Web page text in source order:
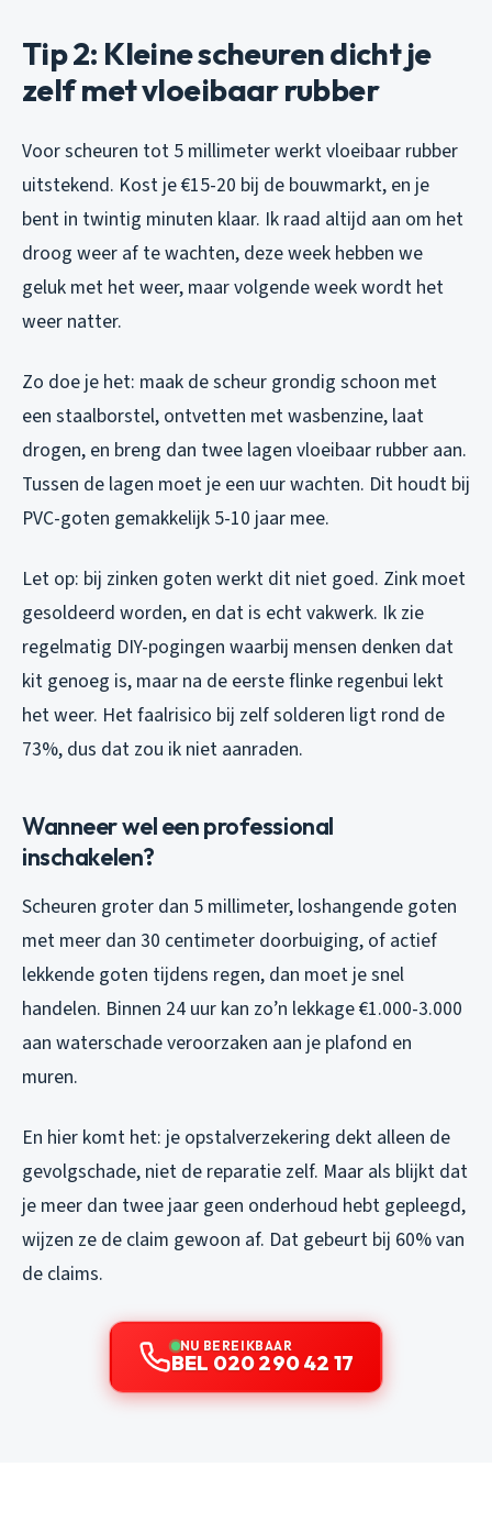
Tip 2: Kleine scheuren dicht je
zelf met vloeibaar rubber
Voor scheuren tot 5 millimeter werkt vloeibaar rubber
uitstekend. Kost je €15-20 bij de bouwmarkt, en je
bent in twintig minuten klaar. Ik raad altijd aan om het
droog weer af te wachten, deze week hebben we
geluk met het weer, maar volgende week wordt het
weer natter.
Zo doe je het: maak de scheur grondig schoon met
een staalborstel, ontvetten met wasbenzine, laat
drogen, en breng dan twee lagen vloeibaar rubber aan.
Tussen de lagen moet je een uur wachten. Dit houdt bij
PVC-goten gemakkelijk 5-10 jaar mee.
Let op: bij zinken goten werkt dit niet goed. Zink moet
gesoldeerd worden, en dat is echt vakwerk. Ik zie
regelmatig DIY-pogingen waarbij mensen denken dat
kit genoeg is, maar na de eerste flinke regenbui lekt
het weer. Het faalrisico bij zelf solderen ligt rond de
73%, dus dat zou ik niet aanraden.
Wanneer wel een professional
inschakelen?
Scheuren groter dan 5 millimeter, loshangende goten
met meer dan 30 centimeter doorbuiging, of actief
lekkende goten tijdens regen, dan moet je snel
handelen. Binnen 24 uur kan zo’n lekkage €1.000-3.000
aan waterschade veroorzaken aan je plafond en
muren.
En hier komt het: je opstalverzekering dekt alleen de
gevolgschade, niet de reparatie zelf. Maar als blijkt dat
je meer dan twee jaar geen onderhoud hebt gepleegd,
wijzen ze de claim gewoon af. Dat gebeurt bij 60% van
de claims.
NU BEREIKBAAR
BEL 020 290 42 17